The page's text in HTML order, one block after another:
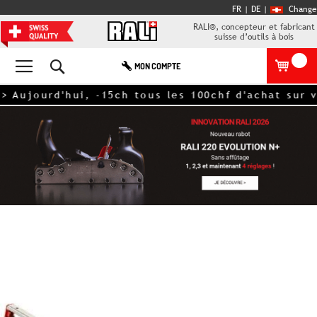
FR | DE |
RALI®, concepteur et fabricant
suisse d’outils à bois
MON COMPTE
-15ch tous les 100chf d'achat sur votre